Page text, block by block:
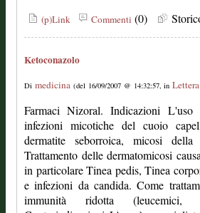
(p)Link Commenti (0)
Ketoconazolo
Di medicina (del 16/09/2007 @ 14:32:57, in
Farmaci Nizoral. Indicazioni
infezioni micotiche del cuoio
dermatite seborroica, micosi
Trattamento delle dermatomicosi
in particolare Tinea pedis, Tinea
e infezioni da candida. Come
immunità ridotta (leucemici,